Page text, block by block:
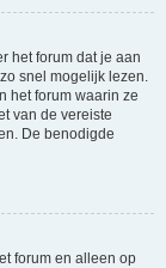
het forum dat je aan
snel mogelijk lezen.
het forum waarin ze
van de vereiste
De benodigde
forum en alleen op